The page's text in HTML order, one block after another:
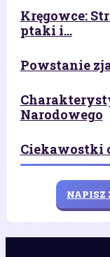
Kręgowce:
ptaki i...
Powstanie
Narodowego
Ciekawostki
NAPISZ